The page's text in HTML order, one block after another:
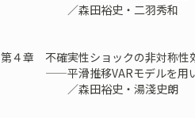
／森田裕史・二羽秀和
第４章 不確実性ショックの非対称性
——平滑推移VARモデルを用い
／森田裕史・湯淺史朗